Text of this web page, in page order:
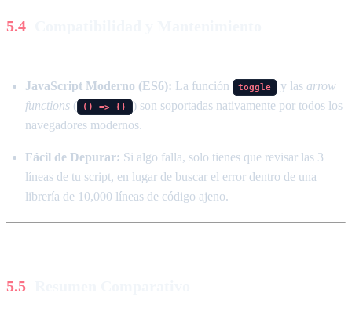
JavaScript Moderno (ES6): La función toggle y las arrow
functions ( () => {}
) son soportadas nativamente por todos los
navegadores modernos.
Fácil de Depurar: Si algo falla, solo tienes que revisar las 3
líneas de tu script, en lugar de buscar el error dentro de una
librería de 10,000 líneas de código ajeno.